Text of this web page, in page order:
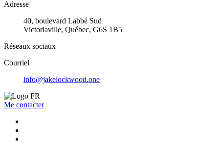
Adresse
40, boulevard Labbé Sud
Victoriaville, Québec, G6S 1B5
Réseaux sociaux
Courriel
info@jakelockwood.one
Me contacter